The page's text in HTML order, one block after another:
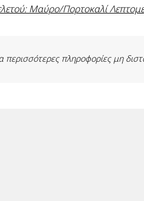
Μαύρo/Πορτοκαλί
περισσότερες πληροφορίες μη